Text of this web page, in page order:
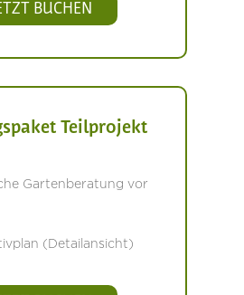
BUCHEN
Teilprojekt
Gartenberatung vor
(Detailansicht)